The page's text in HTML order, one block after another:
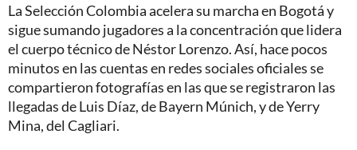
La Selección Colombia acelera su marcha en Bogotá y
sigue sumando jugadores a la concentración que lidera
el cuerpo técnico de Néstor Lorenzo. Así, hace pocos
minutos en las cuentas en redes sociales oficiales se
compartieron fotografías en las que se registraron las
llegadas de Luis Díaz, de Bayern Múnich, y de Yerry
Mina, del Cagliari.